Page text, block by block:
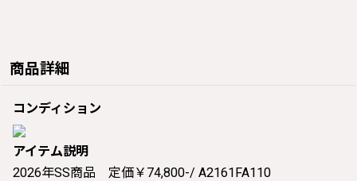
商品詳細
コンディション
アイテム説明
2026年SS商品 定価￥74,800-/ A2161FA110